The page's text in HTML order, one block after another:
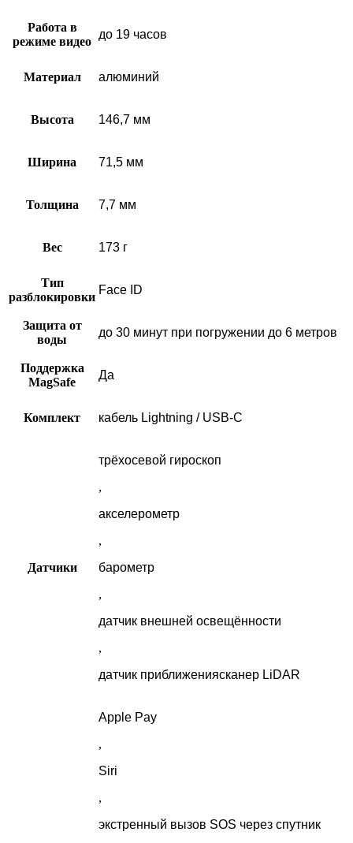
Работа в
режиме видео
до 19 часов
Материал алюминий
Высота 146,7 мм
Ширина 71,5 мм
Толщина 7,7 мм
Вес 173 г
Тип
разблокировки
Face ID
Защита от
воды
до 30 минут при погружении до 6 метров
Поддержка
MagSafe
Да
Комплект кабель Lightning / USB-C
Датчики
трёхосевой гироскоп
,
акселерометр
,
барометр
,
датчик внешней освещённости
,
датчик приближениясканер LiDAR
Apple Pay
,
Siri
,
экстренный вызов SOS через спутник